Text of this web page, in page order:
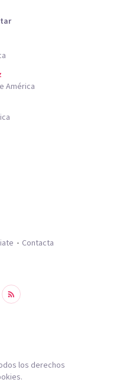
América
Contacta
los derechos
.